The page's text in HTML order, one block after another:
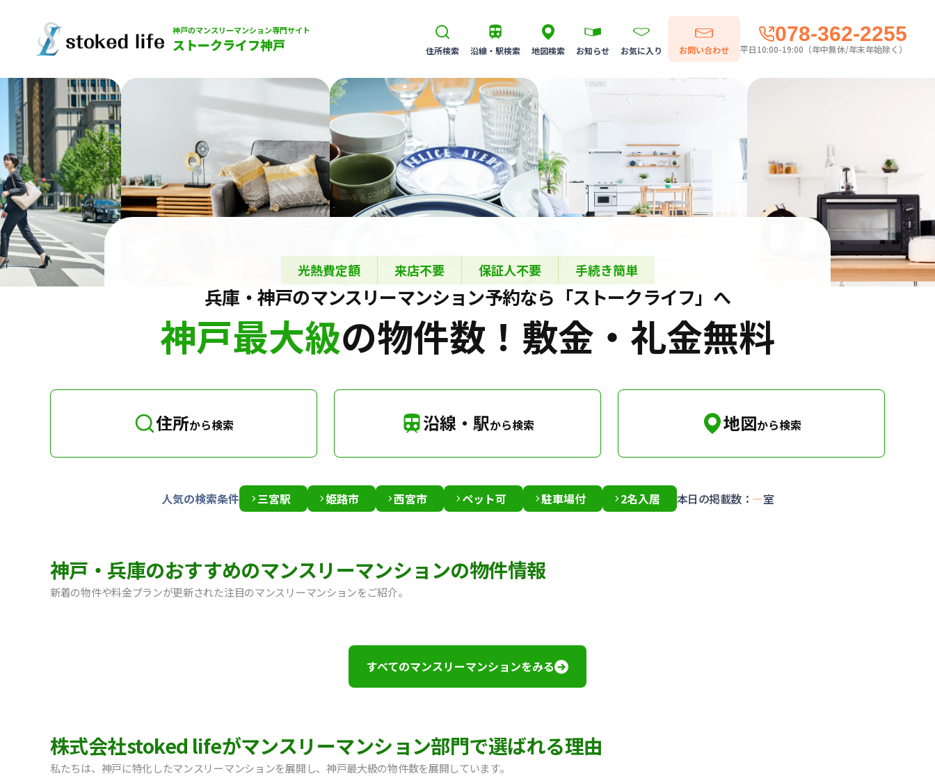
神戸のマンスリーマンション専門サイト
ストークライフ神戸 住所検索 沿線・駅検索 地図検索 お知らせ お気に入り お問い合わせ
078-362-2255
平日10:00-19:00（年中無休/年末年始除く）
光熱費定額 来店不要 保証人不要 手続き簡単
兵庫・神戸のマンスリーマンション予約なら 「ストークライフ」へ
神戸最大級の物件数！ 敷金・礼金無料
住所から検索 沿線・駅から検索 地図から検索
人気の検索条件 三宮駅 姫路市 西宮市 ペット可 駐車場付 2名入居 本日の掲載数： —室
神戸・兵庫のおすすめのマンスリーマンションの物件情報
新着の物件や料金プランが更新された注目のマンスリーマンションをご紹介。
【灘区・JR六甲道】Sステイ六甲道SOUTH・OL｜禁煙ルーム・Wi-Fiレンタル可（有料）
【東灘区・摂津本山】Sステイ本山サンハイツOL｜禁煙ルーム・Wi-Fiレンタル可（有料）｜神戸大学・甲南女子大学徒歩圏内
【東灘区・JR住吉】Sステイ神戸住吉本町OL｜禁煙ルーム・Wi-Fiレンタル可（有料）
【西宮北口】Sステイ西宮北口第２｜禁煙ルーム・Wi-Fiレンタル可｜オートロック｜西宮ガーデンズすぐ近く
【西宮北口】Sステイ西宮北口第２｜禁煙ルーム・Wi-Fiレンタル可｜オートロック｜西宮ガーデンズすぐ近く
すべてのマンスリーマンションをみる
株式会社stoked lifeがマンスリーマンション部門で選ばれる理由
私たちは、神戸に特化したマンスリーマンションを展開し、神戸最大級の物件数を展開しています。